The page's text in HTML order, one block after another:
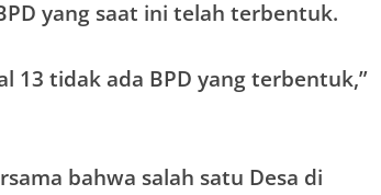
yang saat ini telah terbentuk.
13 tidak ada BPD yang terbentuk,”
bahwa salah satu Desa di